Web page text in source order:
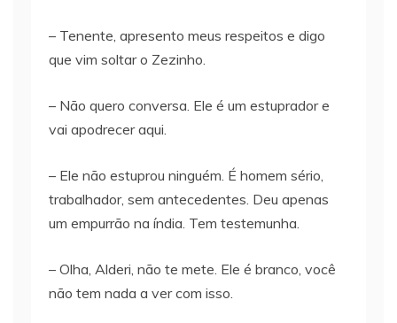
– Tenente, apresento meus respeitos e digo
que vim soltar o Zezinho.
– Não quero conversa. Ele é um estuprador e
vai apodrecer aqui.
– Ele não estuprou ninguém. É homem sério,
trabalhador, sem antecedentes. Deu apenas
um empurrão na índia. Tem testemunha.
– Olha, Alderi, não te mete. Ele é branco, você
não tem nada a ver com isso.